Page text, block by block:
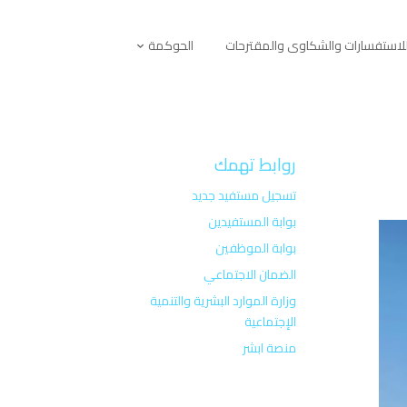
والشكاوى والمقترحات الحوكمة
روابط تهمك
تسجيل مستفيد جديد
بوابة المستفيدين
بوابة الموظفين
الضمان الاجتماعي
وزارة الموارد البشرية والتنمية
الإجتماعية
منصة ابشر